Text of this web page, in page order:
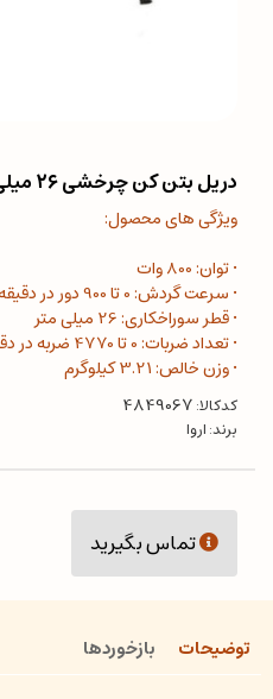
دریل بتن کن چرخشی ۲۶ میلی متر محک مدل HDM-26
ویژگی های محصول:
• توان: 800 وات
• سرعت گردش: 0 تا 900 دور در دقیقه
• قطر سوراخکاری: 26 میلی متر
• تعداد ضربات: 0 تا 4770 ضربه در دقیقه
• وزن خالص: 3.21 کیلوگرم
کدکالا:
برند:اروا
تماس بگیرید
توضیحات بازخوردها